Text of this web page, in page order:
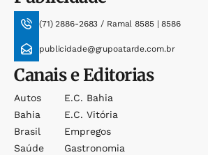
(71) 2886-2683 / Ramal 8585 | 8586
publicidade@grupoatarde.com.br
Canais e Editorias
Autos
Bahia
Brasil
Saúde
E.c. Bahia
E.c. Vitória
Empregos
Gastronomia